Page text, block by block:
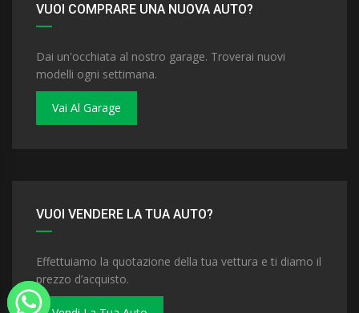
VUOI COMPRARE UNA NUOVA AUTO?
Dai un'occhiata al nostro garage. Troverai nuovi
modelli ogni settimana.
Vai Al Garage
VUOI VENDERE LA TUA AUTO?
Effettuiamo la quotazione della tua vettura e ti diamo il
prezzo d’acquisto.